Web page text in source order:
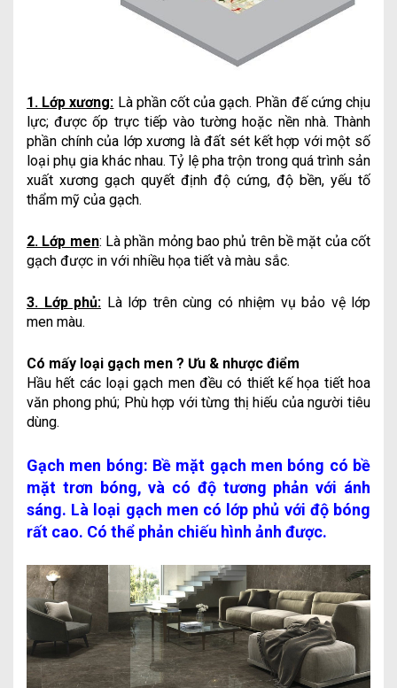
1. Lớp xương: Là phần cốt của gạch. Phần đế cứng chịu
lực; được ốp trực tiếp vào tường hoặc nền nhà. Thành
phần chính của lớp xương là đất sét kết hợp với một số
loại phụ gia khác nhau. Tỷ lệ pha trộn trong quá trình sản
xuất xương gạch quyết định độ cứng, độ bền, yếu tố
thẩm mỹ của gạch.
2. Lớp men: Là phần mỏng bao phủ trên bề mặt của cốt
gạch được in với nhiều họa tiết và màu sắc.
3. Lớp phủ: Là lớp trên cùng có nhiệm vụ bảo vệ lớp
men màu.
Có mấy loại gạch men ? Ưu & nhược điểm
Hầu hết các loại gạch men đều có thiết kế họa tiết hoa
văn phong phú; Phù hợp với từng thị hiếu của người tiêu
dùng.
Gạch men bóng: Bề mặt gạch men bóng có bề
mặt trơn bóng, và có độ tương phản với ánh
sáng. Là loại gạch men có lớp phủ với độ bóng
rất cao. Có thể phản chiếu hình ảnh được.